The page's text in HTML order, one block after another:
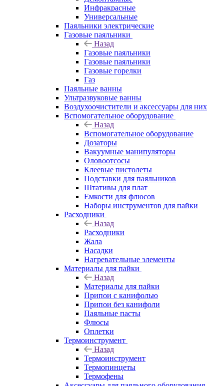
Инфракрасные
Универсальные
Паяльники электрические
Газовые паяльники
Назад
Газовые паяльники
Газовые паяльники
Газовые горелки
Газ
Паяльные ванны
Ультразвуковые ванны
Воздухоочистители и аксессуары для них
Вспомогательное оборудование
Назад
Вспомогательное оборудование
Дозаторы
Вакуумные манипуляторы
Оловоотсосы
Клеевые пистолеты
Подставки для паяльников
Штативы для плат
Емкости для флюсов
Наборы инструментов для пайки
Расходники
Назад
Расходники
Жала
Насадки
Нагревательные элементы
Материалы для пайки
Назад
Материалы для пайки
Припои с канифолью
Припои без канифоли
Паяльные пасты
Флюсы
Оплетки
Термоинструмент
Назад
Термоинструмент
Термопинцеты
Термофены